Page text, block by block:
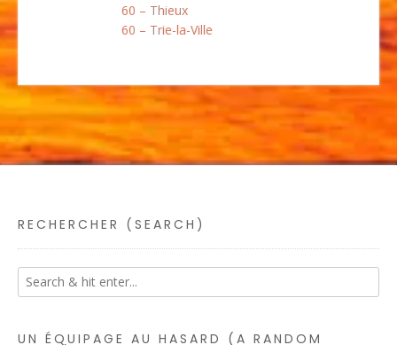
60 – Thieux
60 – Trie-la-Ville
RECHERCHER (SEARCH)
UN ÉQUIPAGE AU HASARD (A RANDOM